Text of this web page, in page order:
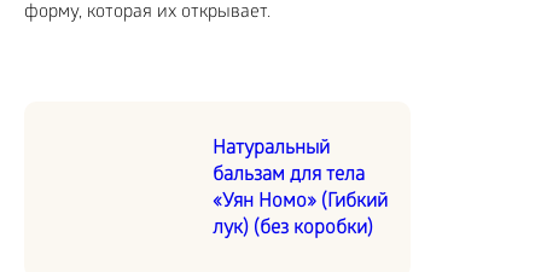
форму, которая их открывает.
Натуральный
бальзам для тела
«Уян Номо» (Гибкий
лук) (без коробки)